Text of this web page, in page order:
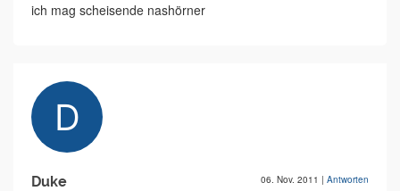
ich mag scheisende nashörner
Duke 06. Nov. 2011 | Antworten